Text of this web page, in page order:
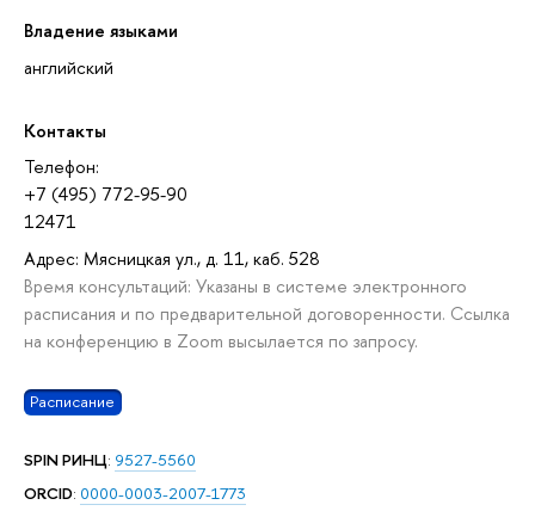
Владение языками
английский
Контакты
Телефон:
+7 (495) 772-95-90
12471
Адрес: Мясницкая ул., д. 11, каб. 528
Время консультаций: Указаны в системе электронного
расписания и по предварительной договоренности. Ссылка
на конференцию в Zoom высылается по запросу.
Расписание
SPIN РИНЦ: 9527-5560
ORCID: 0000-0003-2007-1773